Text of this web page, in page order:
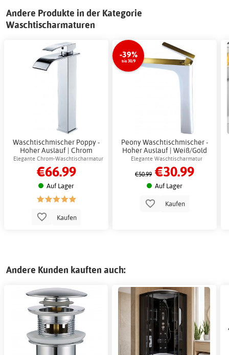
Andere Produkte in der Kategorie
Waschtischarmaturen
Waschtischmischer Poppy -
Hoher Auslauf | Chrom
Elegante Chrom-Waschtischarmatur
€66.99
Auf Lager
Kaufen
-39%
bis 30/9
Peony Waschtischmischer -
Hoher Auslauf | Weiß/Gold
Elegante Waschtischarmatur
€50.99 €30.99
Auf Lager
Kaufen
Andere Kunden kauften auch: